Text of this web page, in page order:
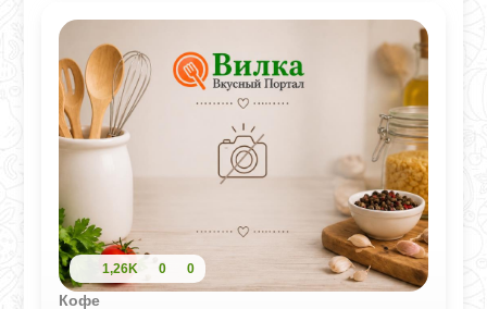
1,26K 0 0
Кофе